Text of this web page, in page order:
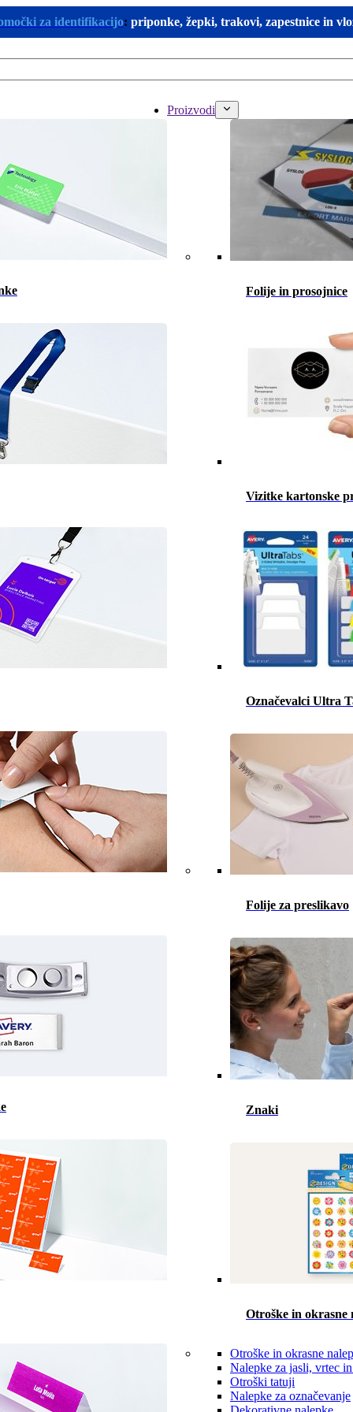
za identifikacijo: priponke, žepki, trakovi, zapestnice in
Proizvodi
Folije in prosojnice
Vizitke kartonske
Označevalci Ultra
Folije za preslikavo
Znaki
Otroške in okrasne
Otroške in okrasne
Nalepke za jasli, vrtec
Otroški tatuji
Nalepke za označevanje